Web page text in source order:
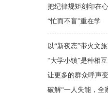
把纪律规矩刻印在
“忙而不盲”重在学
以“新夜态”带火文
“大学小镇”是种相
让更多的群众呼声
破解“一人失能，全